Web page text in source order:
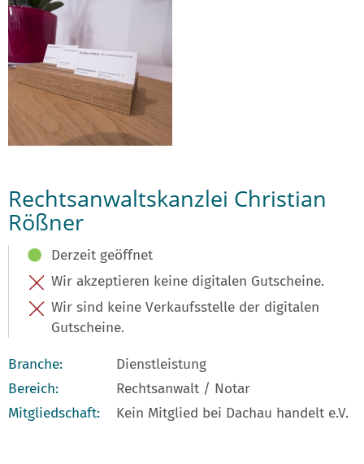
Rechtsanwaltskanzlei Christian
Rößner
Derzeit geöffnet
Wir akzeptieren keine digitalen Gutscheine.
Wir sind keine Verkaufsstelle der digitalen
Gutscheine.
Branche:
Dienstleistung
Bereich:
Rechtsanwalt / Notar
Mitgliedschaft:
Kein Mitglied bei Dachau handelt e.V.